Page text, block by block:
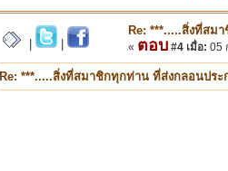
Re: ***.....สิ่งที่สม
« ตอบ #4 เมื่อ: 05
Re: ***.....สิ่งที่สมาชิกทุกท่าน ที่ส่งกลอนปร